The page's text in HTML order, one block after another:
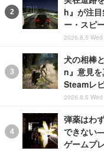
h』が注
ー・スピ
2026.8.5
犬の相棒
n』意見を
Steamレ
2026.8.5
弾薬はわ
できない
ゲームプ